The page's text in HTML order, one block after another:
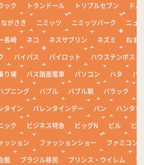
ック トランドール トリプルセブン
ド
ながさき ニミッツ ニミッツパーク
ニュ
長崎 ネコ ネスサブリン ネズミ
ねず
バイパス パイロット
ハウステンボス
り場 バス路面電車 パソコン ハタ
ハ
プニング バブル バブル期 バラック
タイン バレンタインデー パン
ハンター
ック ビジネス特急 ビッグN ビル
ビワ
ッション ファッションショー
ファミコン
館 ブラジル移民 プリンス・ウイレム
ブ